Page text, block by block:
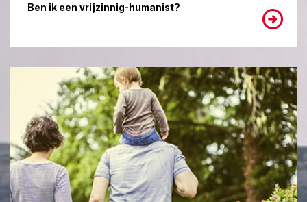
Ben ik een vrijzinnig-humanist?